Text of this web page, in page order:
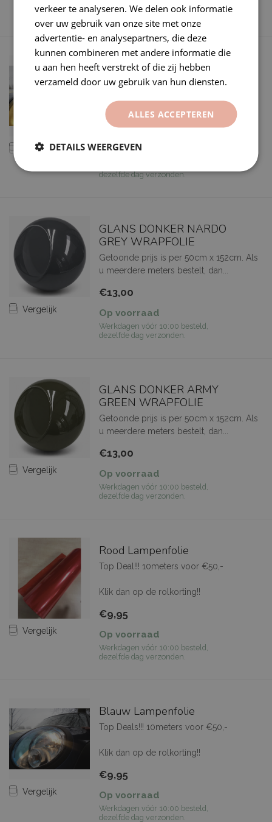
Werkdagen vóór 10:00 besteld,
dezelfde dag verzonden.
Vergelijk
Geel Lampenfolie
Top Deal!!! 10meters voor €50,-
Klik dan op de rolkorting!!
€9,95
Op voorraad
dezelfde dag verzonden.
Vergelijk
GLANS DONKER NARDO
GREY WRAPFOLIE
Getoonde prijs is per 50cm x 152cm. Als
u meerdere meters bestelt, dan...
€13,00
Op voorraad
Werkdagen vóór 10:00 besteld,
dezelfde dag verzonden.
Vergelijk
GLANS DONKER ARMY
GREEN WRAPFOLIE
Getoonde prijs is per 50cm x 152cm. Als
u meerdere meters bestelt, dan...
€13,00
Op voorraad
Werkdagen vóór 10:00 besteld,
dezelfde dag verzonden.
Vergelijk
Rood Lampenfolie
Top Deal!!! 10meters voor €50,-
Klik dan op de rolkorting!!
€9,95
Op voorraad
Werkdagen vóór 10:00 besteld,
dezelfde dag verzonden.
Vergelijk
Blauw Lampenfolie
Top Deals!!! 10meters voor €50,-
Klik dan op de rolkorting!!
€9,95
Op voorraad
Werkdagen vóór 10:00 besteld,
dezelfde dag verzonden.
verkeer te analyseren. We delen ook informatie
over uw gebruik van onze site met onze
advertentie- en analysepartners, die deze
kunnen combineren met andere informatie die
u aan hen heeft verstrekt of die zij hebben
verzameld door uw gebruik van hun diensten.
ALLES ACCEPTEREN
DETAILS WEERGEVEN